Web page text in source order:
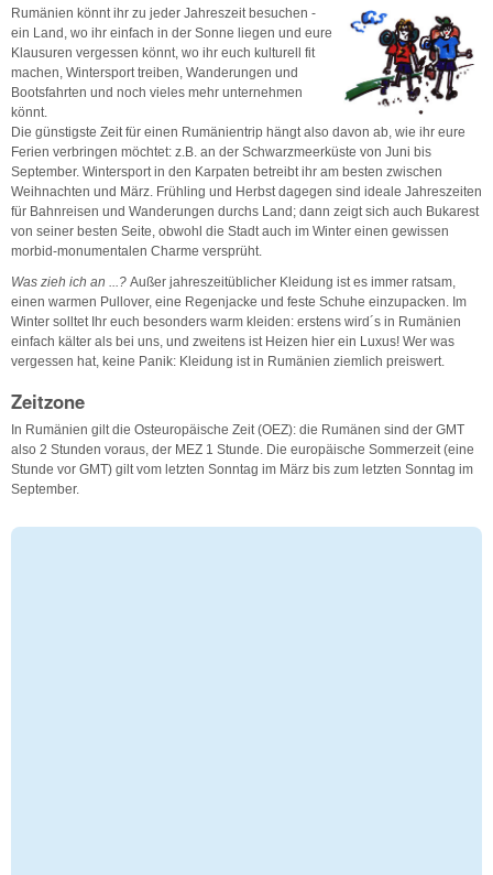
Rumänien könnt ihr zu jeder Jahreszeit besuchen -
ein Land, wo ihr einfach in der Sonne liegen und eure
Klausuren vergessen könnt, wo ihr euch kulturell fit
machen, Wintersport treiben, Wanderungen und
Bootsfahrten und noch vieles mehr unternehmen
könnt.
Die günstigste Zeit für einen Rumänientrip hängt also davon ab, wie ihr eure
Ferien verbringen möchtet: z.B. an der Schwarzmeerküste von Juni bis
September. Wintersport in den Karpaten betreibt ihr am besten zwischen
Weihnachten und März. Frühling und Herbst dagegen sind ideale Jahreszeiten
für Bahnreisen und Wanderungen durchs Land; dann zeigt sich auch Bukarest
von seiner besten Seite, obwohl die Stadt auch im Winter einen gewissen
morbid-monumentalen Charme versprüht.
Was zieh ich an ...? Außer jahreszeitüblicher Kleidung ist es immer ratsam,
einen warmen Pullover, eine Regenjacke und feste Schuhe einzupacken. Im
Winter solltet Ihr euch besonders warm kleiden: erstens wird´s in Rumänien
einfach kälter als bei uns, und zweitens ist Heizen hier ein Luxus! Wer was
vergessen hat, keine Panik: Kleidung ist in Rumänien ziemlich preiswert.
Zeitzone
In Rumänien gilt die Osteuropäische Zeit (OEZ): die Rumänen sind der GMT
also 2 Stunden voraus, der MEZ 1 Stunde. Die europäische Sommerzeit (eine
Stunde vor GMT) gilt vom letzten Sonntag im März bis zum letzten Sonntag im
September.